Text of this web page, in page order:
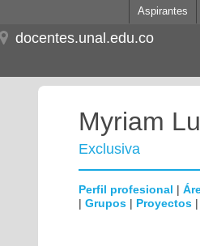
Aspirantes
docentes.unal.edu.co
Myriam
Exclusiva
Perfil profesional |
| Grupos | Proyectos